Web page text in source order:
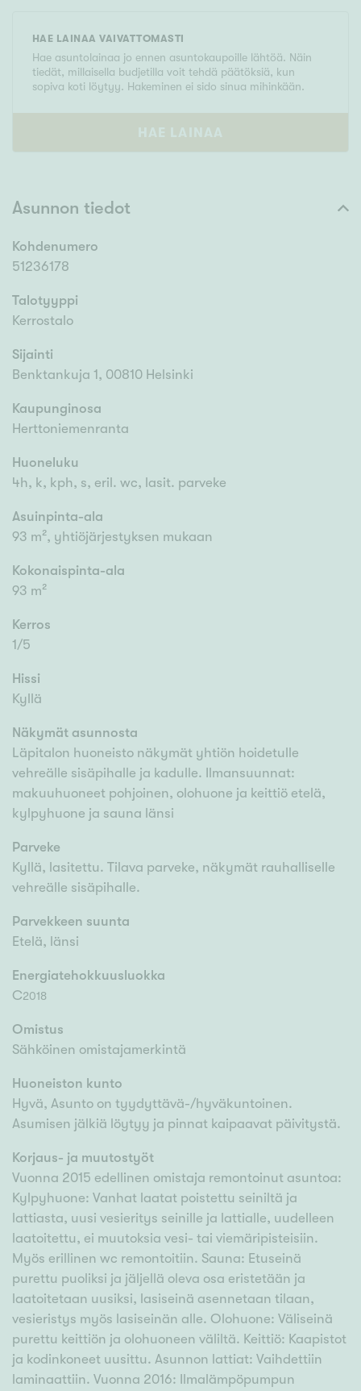
HAE LAINAA VAIVATTOMASTI
Hae asuntolainaa jo ennen asuntokaupoille lähtöä. Näin
tiedät, millaisella budjetilla voit tehdä päätöksiä, kun
sopiva koti löytyy. Hakeminen ei sido sinua mihinkään.
HAE LAINAA
Asunnon tiedot
Kohdenumero
51236178
Talotyyppi
Kerrostalo
Sijainti
Benktankuja 1, 00810 Helsinki
Kaupunginosa
Herttoniemenranta
Huoneluku
4h, k, kph, s, eril. wc, lasit. parveke
Asuinpinta-ala
93 m², yhtiöjärjestyksen mukaan
Kokonaispinta-ala
93 m²
Kerros
1/5
Hissi
Kyllä
Näkymät asunnosta
Läpitalon huoneisto näkymät yhtiön hoidetulle
vehreälle sisäpihalle ja kadulle. Ilmansuunnat:
makuuhuoneet pohjoinen, olohuone ja keittiö etelä,
kylpyhuone ja sauna länsi
Parveke
Kyllä, lasitettu. Tilava parveke, näkymät rauhalliselle
vehreälle sisäpihalle.
Parvekkeen suunta
Etelä, länsi
Energiatehokkuusluokka
C2018
Omistus
Sähköinen omistajamerkintä
Huoneiston kunto
Hyvä, Asunto on tyydyttävä-/hyväkuntoinen.
Asumisen jälkiä löytyy ja pinnat kaipaavat päivitystä.
Korjaus- ja muutostyöt
Vuonna 2015 edellinen omistaja remontoinut asuntoa:
Kylpyhuone: Vanhat laatat poistettu seiniltä ja
lattiasta, uusi vesieritys seinille ja lattialle, uudelleen
laatoitettu, ei muutoksia vesi- tai viemäripisteisiin.
Myös erillinen wc remontoitiin. Sauna: Etuseinä
purettu puoliksi ja jäljellä oleva osa eristetään ja
laatoitetaan uusiksi, lasiseinä asennetaan tilaan,
vesieristys myös lasiseinän alle. Olohuone: Väliseinä
purettu keittiön ja olohuoneen väliltä. Keittiö: Kaapistot
ja kodinkoneet uusittu. Asunnon lattiat: Vaihdettiin
laminaattiin. Vuonna 2016: Ilmalämpöpumpun